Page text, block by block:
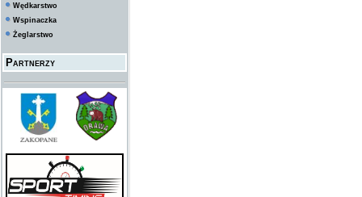
Wędkarstwo
Wspinaczka
Żeglarstwo
Partnerzy